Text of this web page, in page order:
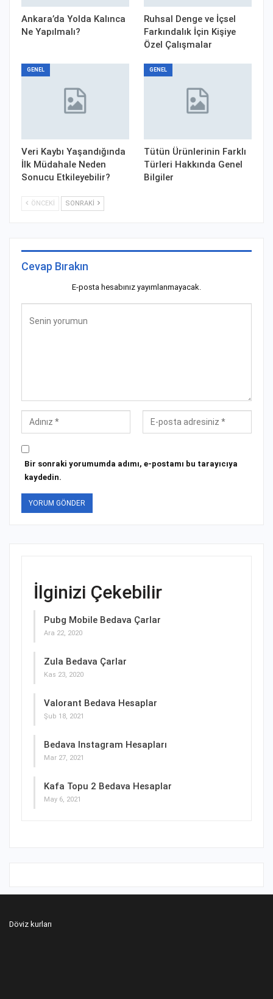
Ankara’da Yolda Kalınca
Ne Yapılmalı?
Ruhsal Denge ve İçsel
Farkındalık İçin Kişiye
Özel Çalışmalar
GENEL
Veri Kaybı Yaşandığında
İlk Müdahale Neden
Sonucu Etkileyebilir?
GENEL
Tütün Ürünlerinin Farklı
Türleri Hakkında Genel
Bilgiler
ÖNCEKI SONRAKI
Cevap Bırakın
E-posta hesabınız yayımlanmayacak.
Bir sonraki yorumumda adımı, e-postamı bu tarayıcıya
kaydedin.
İlginizi Çekebilir
Pubg Mobile Bedava Çarlar
Ara 22, 2020
Zula Bedava Çarlar
Kas 23, 2020
Valorant Bedava Hesaplar
Şub 18, 2021
Bedava Instagram Hesapları
Mar 27, 2021
Kafa Topu 2 Bedava Hesaplar
May 6, 2021
Döviz kurları